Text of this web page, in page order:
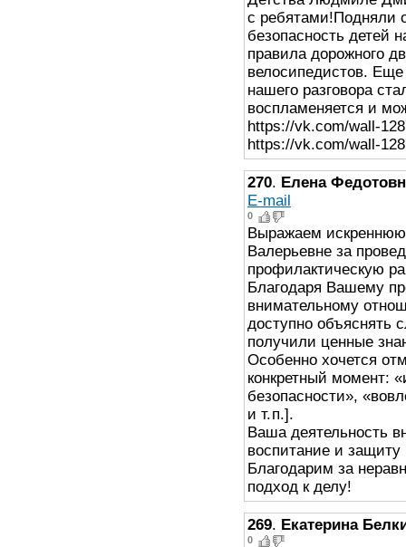
с ребятами!Подняли
безопасность детей
правила дорожного
велосипедистов.
нашего разговора
воспламеняется и
https://vk.com/wall-
https://vk.com/wall-
270. Елена
E-mail
0
Выражаем искреннюю
Валерьевне за
профилактическую
Благодаря Вашему
внимательному
доступно объяснять
получили ценные
Особенно хочется
конкретный момент:
безопасности»,
и т. п.].
Ваша деятельность
воспитание и
Благодарим за
подход к делу!
269. Екатерина
0